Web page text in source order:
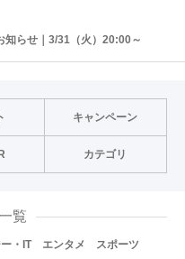
知らせ｜3/31（火）20:00～
キャンペーン
カテゴリ
覧
・IT エンタメ スポーツ